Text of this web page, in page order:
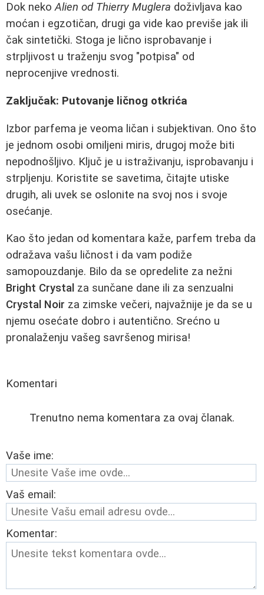
Dok nekoAlien od Thierry Muglera doživljava kao
moćan i egzotičan, drugi ga vide kao previše jak ili
čak sintetički. Stoga je lično isprobavanje i
strpljivost u traženju svog "potpisa" od
neprocenjive vrednosti.
Zaključak: Putovanje ličnog otkrića
Izbor parfema je veoma ličan i subjektivan. Ono što
je jednom osobi omiljeni miris, drugoj može biti
nepodnošljivo. Ključ je u istraživanju, isprobavanju i
strpljenju. Koristite se savetima, čitajte utiske
drugih, ali uvek se oslonite na svoj nos i svoje
osećanje.
Kao što jedan od komentara kaže, parfem treba da
odražava vašu ličnost i da vam podiže
samopouzdanje. Bilo da se opredelite za nežni
Bright Crystal za sunčane dane ili za senzualni
Crystal Noir za zimske večeri, najvažnije je da se u
njemu osećate dobro i autentično. Srećno u
pronalaženju vašeg savršenog mirisa!
Komentari
Trenutno nema komentara za ovaj članak.
Vaše ime:
Vaš email:
Komentar: